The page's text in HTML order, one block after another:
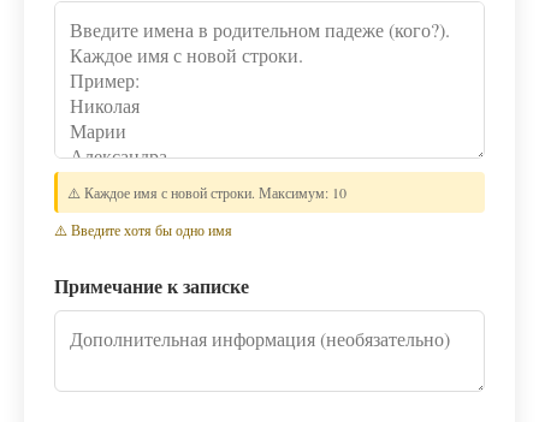
⚠️ Каждое имя с новой строки. Максимум: 10
⚠️ Введите хотя бы одно имя
Примечание к записке